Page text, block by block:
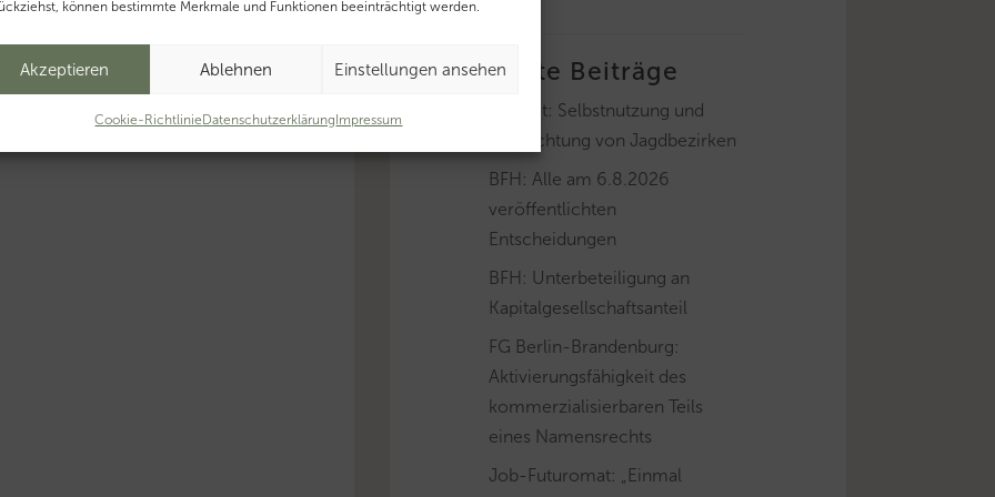
können bestimmte Merkmale und Funktionen beeinträchtigt werden.
Akzeptieren Ablehnen Einstellungen ansehen
Cookie-Richtlinie Datenschutzerklärung Impressum
letzte Beiträge
BayLfSt: Selbstnutzung und
Verpachtung von Jagdbezirken
BFH: Alle am 6.8.2026
veröffentlichten
Entscheidungen
BFH: Unterbeteiligung an
Kapitalgesellschaftsanteil
FG Berlin-Brandenburg:
Aktivierungsfähigkeit des
kommerzialisierbaren Teils
eines Namensrechts
Job-Futuromat: „Einmal